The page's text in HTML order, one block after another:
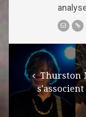
navigation
Thurston